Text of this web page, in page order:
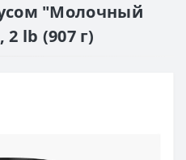
"Молочный
lb (907 г)